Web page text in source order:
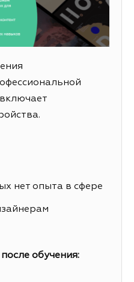
нет опыта в сфере
обучения: